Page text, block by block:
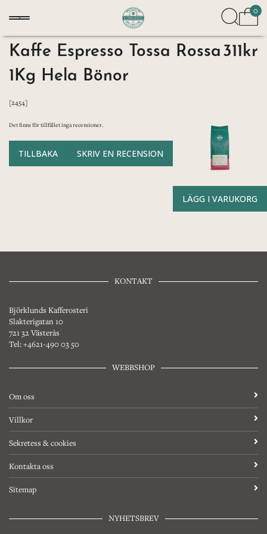
0
Kaffe Espresso Tossa Rossa
1Kg Hela Bönor
[2454]
311kr
Det finns för tillfället inga recensioner.
TILLBAKA SKRIV EN RECENSION
LÄGG I VARUKORG
KONTAKT
Björklunds Kafferosteri
Slakterigatan 10
721 32 Västerås
Tel: +4621-490 03 50
WEBBSHOP
Om oss
Villkor
Sekretess & cookies
Kontakta oss
Sitemap
NYHETSBREV